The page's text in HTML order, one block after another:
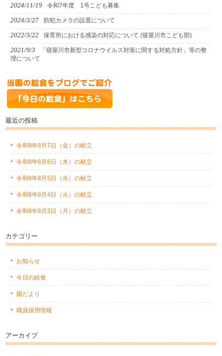
2024/11/19 令和7年度 1号こども募集
2024/3/27 防犯カメラの設置について
2022/3/22 保育所における感染の対応について (寝屋川市こども部)
2021/9/3
「寝屋川市新型コロナウイルス対策に関する対処方針」等の整
理について
最近の投稿
令和8年8月7日（金）の献立
令和8年8月6日（木）の献立
令和8年8月5日（水）の献立
令和8年8月4日（火）の献立
令和8年8月3日（月）の献立
カテゴリー
お知らせ
今日の給食
園だより
職員採用情報
アーカイブ